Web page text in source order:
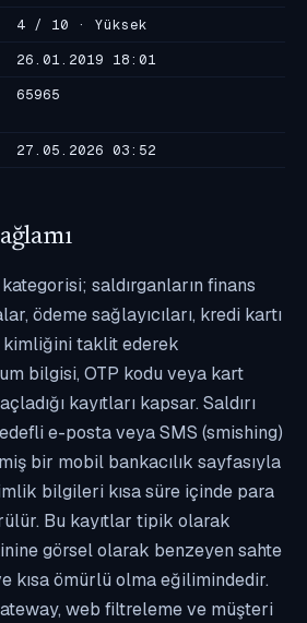
4 / 10 · Yüksek
26.01.2019 18:01
65965
27.05.2026 03:52
saldırganların finans
ödeme sağlayıcıları, kredi kartı
taklit ederek
bilgisi, OTP kodu veya kart
kayıtları kapsar. Saldırı
e-posta veya SMS (smishing)
bir mobil bankacılık sayfasıyla
bilgileri kısa süre içinde para
Bu kayıtlar tipik olarak
görsel olarak benzeyen sahte
kısa ömürlü olma eğilimindedir.
web filtreleme ve müşteri